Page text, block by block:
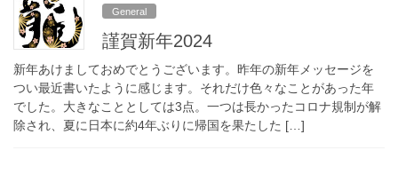
General
謹賀新年2024
新年あけましておめでとうございます。昨年の新年メッセージを
つい最近書いたように感じます。それだけ色々なことがあった年
でした。大きなこととしては3点。一つは長かったコロナ規制が解
除され、夏に日本に約4年ぶりに帰国を果たした […]